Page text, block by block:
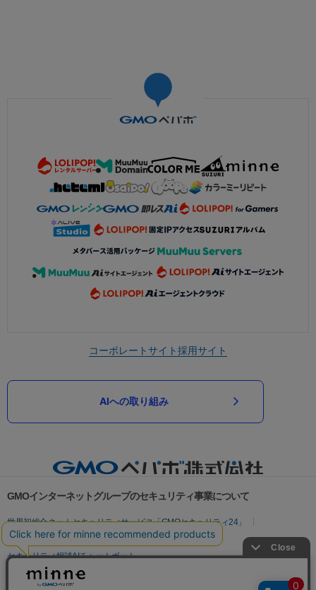
コーポレートサイト採用サイト
AIへの取り組み
GMOインターネットグループのセキュリティ事業について
世界初総合ネットセキュリティサービス「GMOセキュリティ24」
パスワード漏洩診断
Webサイトリスク診断
セキュリティ相談AIチャットボット
実在証明・盗聴対策